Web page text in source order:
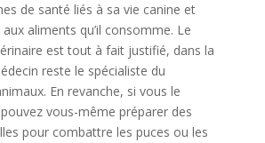
de santé liés à sa vie canine et
aliments qu’il consomme. Le
est tout à fait justifié, dans la
reste le spécialiste du
En revanche, si vous le
vous-même préparer des
pour combattre les puces ou les